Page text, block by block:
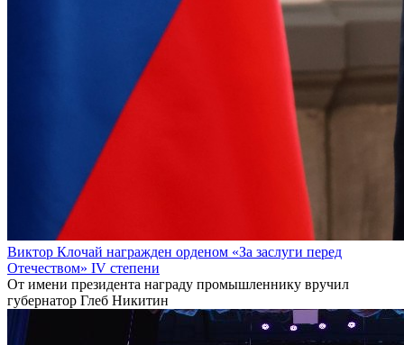
Виктор Клочай награжден орденом «За заслуги перед
Отечеством» IV степени
От имени президента награду промышленнику вручил
губернатор Глеб Никитин